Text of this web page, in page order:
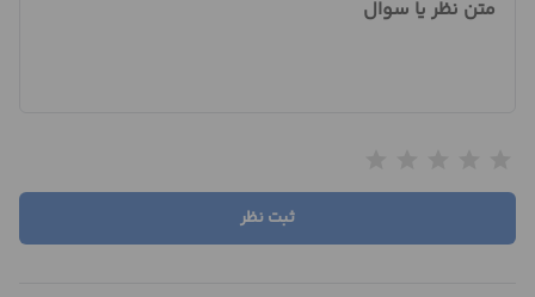
متن نظر یا سوال
ثبت نظر